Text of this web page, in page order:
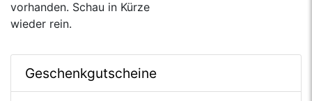
vorhanden. Schau in Kürze
wieder rein.
Geschenkgutscheine